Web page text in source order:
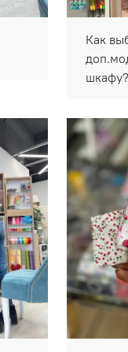
Как
шкафу?